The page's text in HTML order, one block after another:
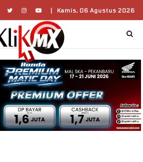
| Kamis, 06 Agustus 2026